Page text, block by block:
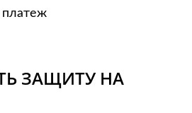
ЗАЩИТУ НА